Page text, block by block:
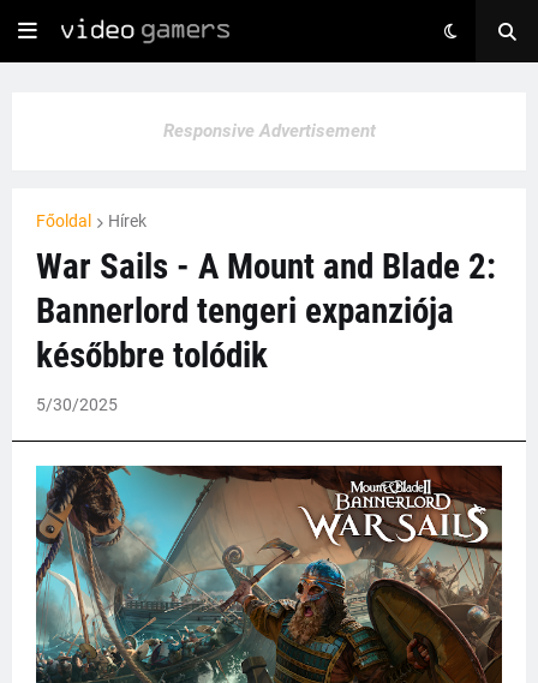
Responsive Advertisement
Főoldal Hírek
War Sails - A Mount and Blade 2:
Bannerlord tengeri expanziója
későbbre tolódik
5/30/2025